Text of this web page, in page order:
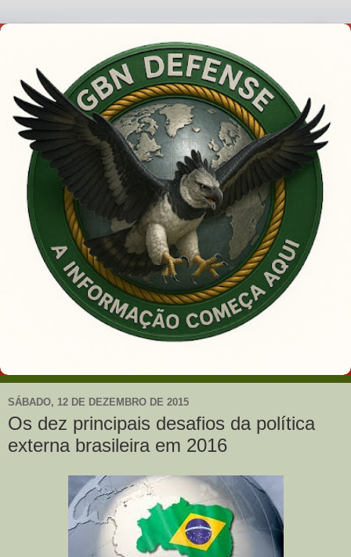
SÁBADO, 12 DE DEZEMBRO DE 2015
Os dez principais desafios da política
externa brasileira em 2016